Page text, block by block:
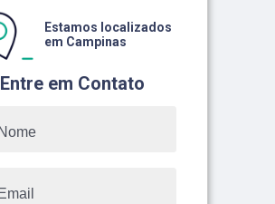
Entre em Contato
Estamos localizados
em Campinas